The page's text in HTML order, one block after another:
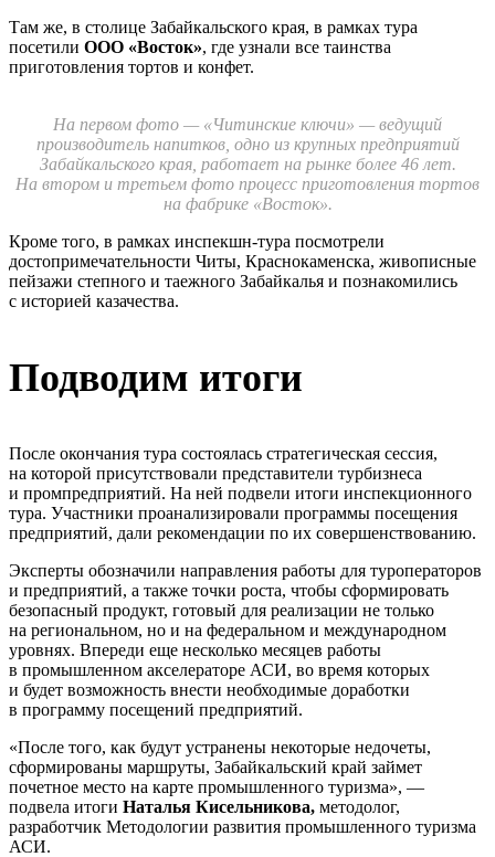
Там же, в столице Забайкальского края, в рамках тура
посетили ООО «Восток», где узнали все таинства
приготовления тортов и конфет.
На первом фото — «Читинские ключи» — ведущий
производитель напитков, одно из крупных предприятий
Забайкальского края, работает на рынке более 46 лет.
На втором и третьем фото процесс приготовления тортов
на фабрике «Восток».
Кроме того, в рамках инспекшн-тура посмотрели
достопримечательности Читы, Краснокаменска, живописные
пейзажи степного и таежного Забайкалья и познакомились
с историей казачества.
Подводим итоги
После окончания тура состоялась стратегическая сессия,
на которой присутствовали представители турбизнеса
и промпредприятий. На ней подвели итоги инспекционного
тура. Участники проанализировали программы посещения
предприятий, дали рекомендации по их совершенствованию.
Эксперты обозначили направления работы для туроператоров
и предприятий, а также точки роста, чтобы сформировать
безопасный продукт, готовый для реализации не только
на региональном, но и на федеральном и международном
уровнях. Впереди еще несколько месяцев работы
в промышленном акселераторе АСИ, во время которых
и будет возможность внести необходимые доработки
в программу посещений предприятий.
«После того, как будут устранены некоторые недочеты,
сформированы маршруты, Забайкальский край займет
почетное место на карте промышленного туризма», —
подвела итоги Наталья Кисельникова, методолог,
разработчик Методологии развития промышленного туризма
АСИ.